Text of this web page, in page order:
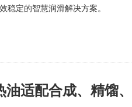
稳定的智慧润滑解决方案。
适配合成、精馏